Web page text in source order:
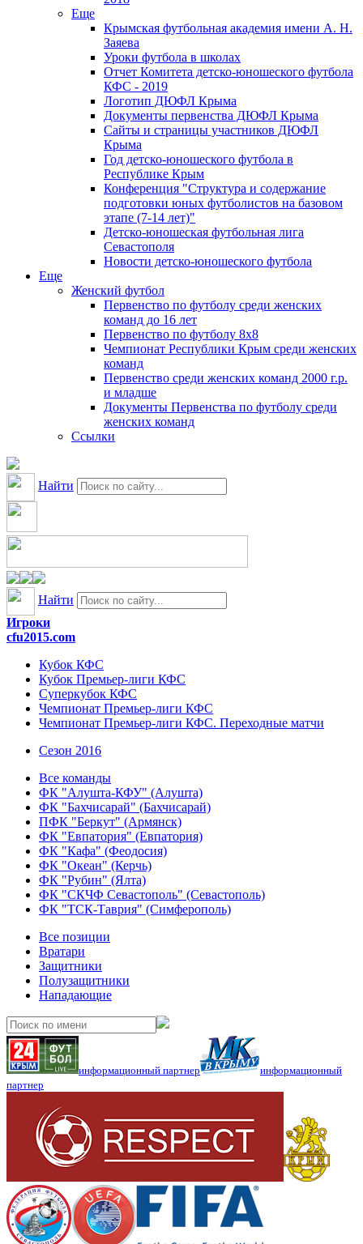
Еще
Крымская футбольная академия имени А. Н.
Заяева
Уроки футбола в школах
Отчет Комитета детско-юношеского футбола
КФС - 2019
Логотип ДЮФЛ Крыма
Документы первенства ДЮФЛ Крыма
Сайты и страницы участников ДЮФЛ
Крыма
Год детско-юношеского футбола в
Республике Крым
Конференция "Структура и содержание
подготовки юных футболистов на базовом
этапе (7-14 лет)"
Детско-юношеская футбольная лига
Севастополя
Новости детско-юношеского футбола
Еще
Женский футбол
Первенство по футболу среди женских
команд до 16 лет
Первенство по футболу 8х8
Чемпионат Республики Крым среди женских
команд
Первенство среди женских команд 2000 г.р.
и младше
Документы Первенства по футболу среди
женских команд
Ссылки
Найти
Найти
Игроки
cfu2015.com
Кубок КФС
Кубок Премьер-лиги КФС
Суперкубок КФС
Чемпионат Премьер-лиги КФС
Чемпионат Премьер-лиги КФС. Переходные матчи
Сезон 2016
Все команды
ФК "Алушта-КФУ" (Алушта)
ФК "Бахчисарай" (Бахчисарай)
ПФК "Беркут" (Армянск)
ФК "Евпатория" (Евпатория)
ФК "Кафа" (Феодосия)
ФК "Океан" (Керчь)
ФК "Рубин" (Ялта)
ФК "СКЧФ Севастополь" (Севастополь)
ФК "ТСК-Таврия" (Симферополь)
Все позиции
Вратари
Защитники
Полузащитники
Нападающие
информационный партнер
информационный
партнер